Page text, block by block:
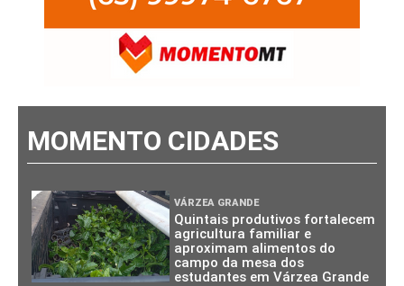
MOMENTO CIDADES
VÁRZEA GRANDE
Quintais produtivos fortalecem
agricultura familiar e
aproximam alimentos do
campo da mesa dos
estudantes em Várzea Grande